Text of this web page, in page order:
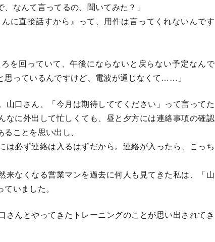
なんて言ってるの、聞いてみた？」
に直接話すから』って、用件は言ってくれないんです
を回っていて、午後にならないと戻らない予定なんで
思っているんですけど、電波が通じなくて……」
口さん、「今月は期待しててください」って言ってた
に外出して忙しくても、昼と夕方には連絡事項の確認
ことを思い出し、
は必ず連絡は入るはずだから。連絡が入ったら、こっち
なくなる営業マンを過去に何人も見てきた私は、「山
いました。
んとやってきたトレーニングのことが思い出されてき